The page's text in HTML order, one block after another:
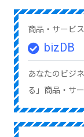
商品・サービ
bizDB
あなたのビジ
る」商品・サ